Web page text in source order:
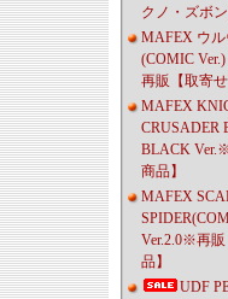
クノ・ズボ
MAFEX ウル
(COMIC
再販【取寄せ
MAFEX
CRUSADER
BLACK
商品】
MAFEX
Ver.2.0※再
品】
UDF